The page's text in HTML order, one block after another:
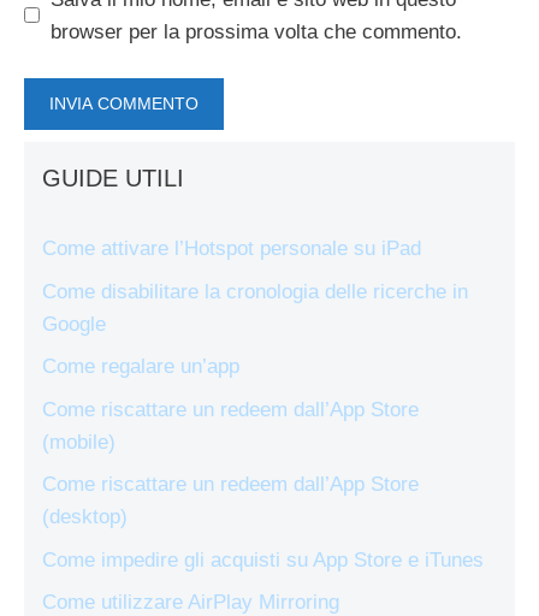
browser per la prossima volta che commento.
GUIDE UTILI
Come attivare l’Hotspot personale su iPad
Come disabilitare la cronologia delle ricerche in
Google
Come regalare un’app
Come riscattare un redeem dall’App Store
(mobile)
Come riscattare un redeem dall’App Store
(desktop)
Come impedire gli acquisti su App Store e iTunes
Come utilizzare AirPlay Mirroring